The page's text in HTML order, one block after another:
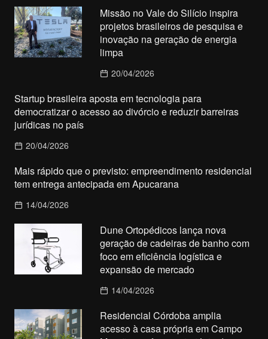
Missão no Vale do Silício inspira
projetos brasileiros de pesquisa e
inovação na geração de energia
limpa
20/04/2026
Startup brasileira aposta em tecnologia para
democratizar o acesso ao divórcio e reduzir barreiras
jurídicas no país
20/04/2026
Mais rápido que o previsto: empreendimento residencial
tem entrega antecipada em Apucarana
14/04/2026
Dune Ortopédicos lança nova
geração de cadeiras de banho com
foco em eficiência logística e
expansão de mercado
14/04/2026
Residencial Córdoba amplia
acesso à casa própria em Campo